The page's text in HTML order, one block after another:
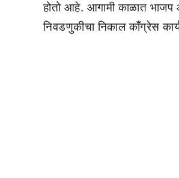
होतो आहे. आगामी काळात भाजप
निवडणुकीचा निकाल काँग्रेस